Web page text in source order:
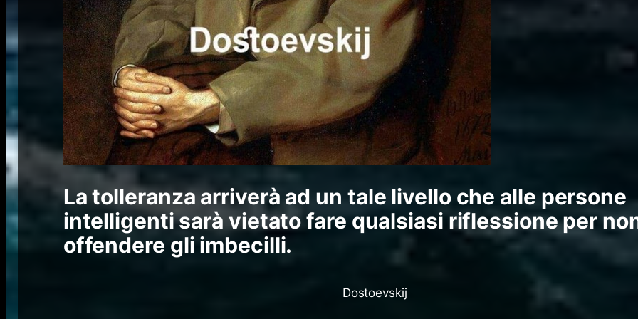
La tolleranza arriverà ad un tale livello che alle persone
intelligenti sarà vietato fare qualsiasi riflessione per
offendere gli imbecilli.
Dostoevskij